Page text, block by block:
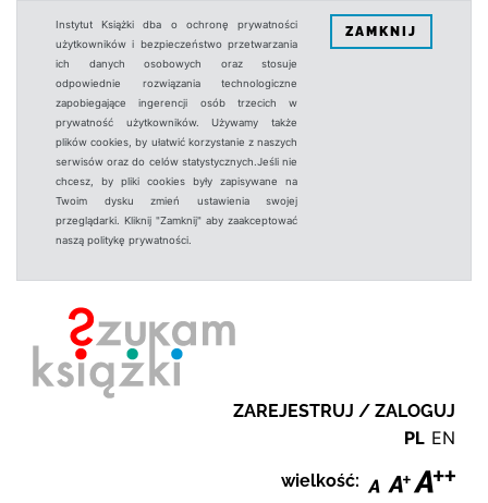
Instytut Książki dba o ochronę prywatności
użytkowników i bezpieczeństwo przetwarzania
ich danych osobowych oraz stosuje
odpowiednie rozwiązania technologiczne
zapobiegające ingerencji osób trzecich w
prywatność użytkowników. Używamy także
plików cookies, by ułatwić korzystanie z naszych
serwisów oraz do celów statystycznych.Jeśli nie
chcesz, by pliki cookies były zapisywane na
Twoim dysku zmień ustawienia swojej
przeglądarki. Kliknij "Zamknij" aby zaakceptować
naszą politykę prywatności.
ZAMKNIJ
ZAREJESTRUJ / ZALOGUJ
PL EN
wielkość: